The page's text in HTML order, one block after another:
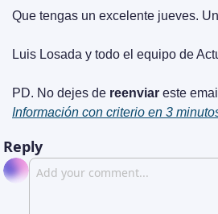
Que tengas un excelente jueves.
Luis Losada y todo el equipo de
PD. No dejes de reenviar
Información con criterio en 3
Reply